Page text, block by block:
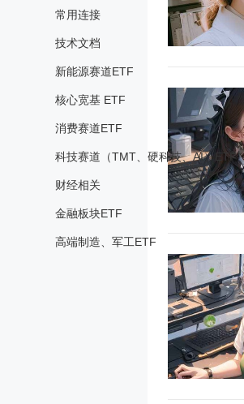
常用连接
技术文档
新能源赛道ETF
核心宽基 ETF
消费赛道ETF
科技赛道（TMT、硬科技、AI）ETF
财经相关
金融板块ETF
高端制造、军工ETF